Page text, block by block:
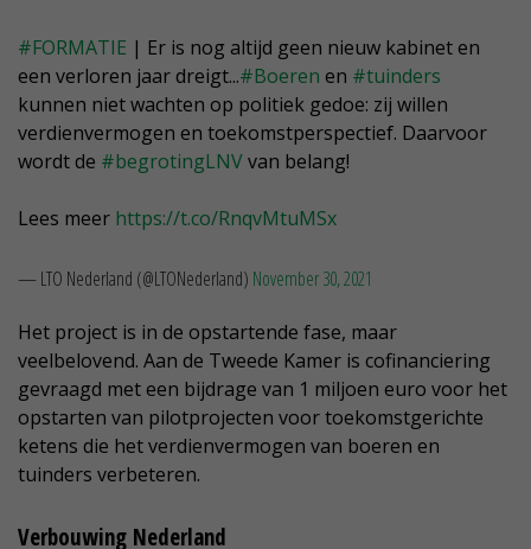
#FORMATIE | Er is nog altijd geen nieuw kabinet en
een verloren jaar dreigt...#Boeren en #tuinders
kunnen niet wachten op politiek gedoe: zij willen
verdienvermogen en toekomstperspectief. Daarvoor
wordt de #begrotingLNVvan belang!
Lees meer https://t.co/RnqvMtuMSx
— LTO Nederland (@LTONederland) November 30, 2021
Het project is in de opstartende fase, maar
veelbelovend. Aan de Tweede Kamer is cofinanciering
gevraagd met een bijdrage van 1 miljoen euro voor het
opstarten van pilotprojecten voor toekomstgerichte
ketens die het verdienvermogen van boeren en
tuinders verbeteren.
Verbouwing Nederland